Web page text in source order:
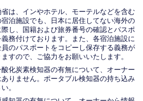
は、インやホテル、モーテルなどを含む
泊施設でも、日本に​居住してない海外の
し、国籍および旅券番号の確認とパスポ
務付け​ております。また、各宿泊施設に
のパスポートをコピーし保存する義務が
すの​で、ご協力をお願いいたします。
化炭素検知器の有無について、オーナー
りません。ポータブル検知器の持ち込み
。